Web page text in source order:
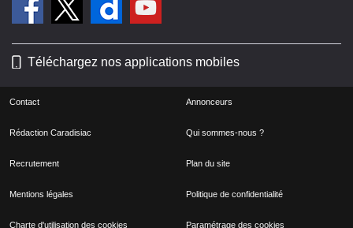
Téléchargez nos applications mobiles
Contact Annonceurs
Rédaction Caradisiac Qui sommes-nous ?
Recrutement Plan du site
Mentions légales Politique de confidentialité
Charte d'utilisation des cookies Paramétrage des cookies